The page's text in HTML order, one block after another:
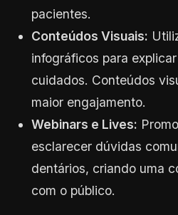
pacientes.
Conteúdos Visuais:
infográficos para
cuidados. Conteúdos
maior engajamento.
Webinars e Lives:
esclarecer dúvidas
dentários, criando uma
com o público.